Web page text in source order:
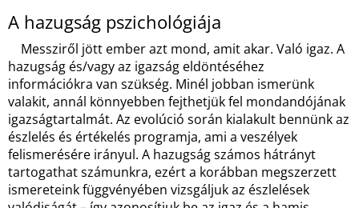
A hazugság pszichológiája
Messziről jött ember azt mond, amit akar. Való igaz. A
hazugság és/vagy az igazság eldöntéséhez
információkra van szükség. Minél jobban ismerünk
valakit, annál könnyebben fejthetjük fel mondandójának
igazságtartalmát. Az evolúció során kialakult bennünk az
észlelés és értékelés programja, ami a veszélyek
felismerésére irányul. A hazugság számos hátrányt
tartogathat számunkra, ezért a korábban megszerzett
ismereteink függvényében vizsgáljuk az észlelések